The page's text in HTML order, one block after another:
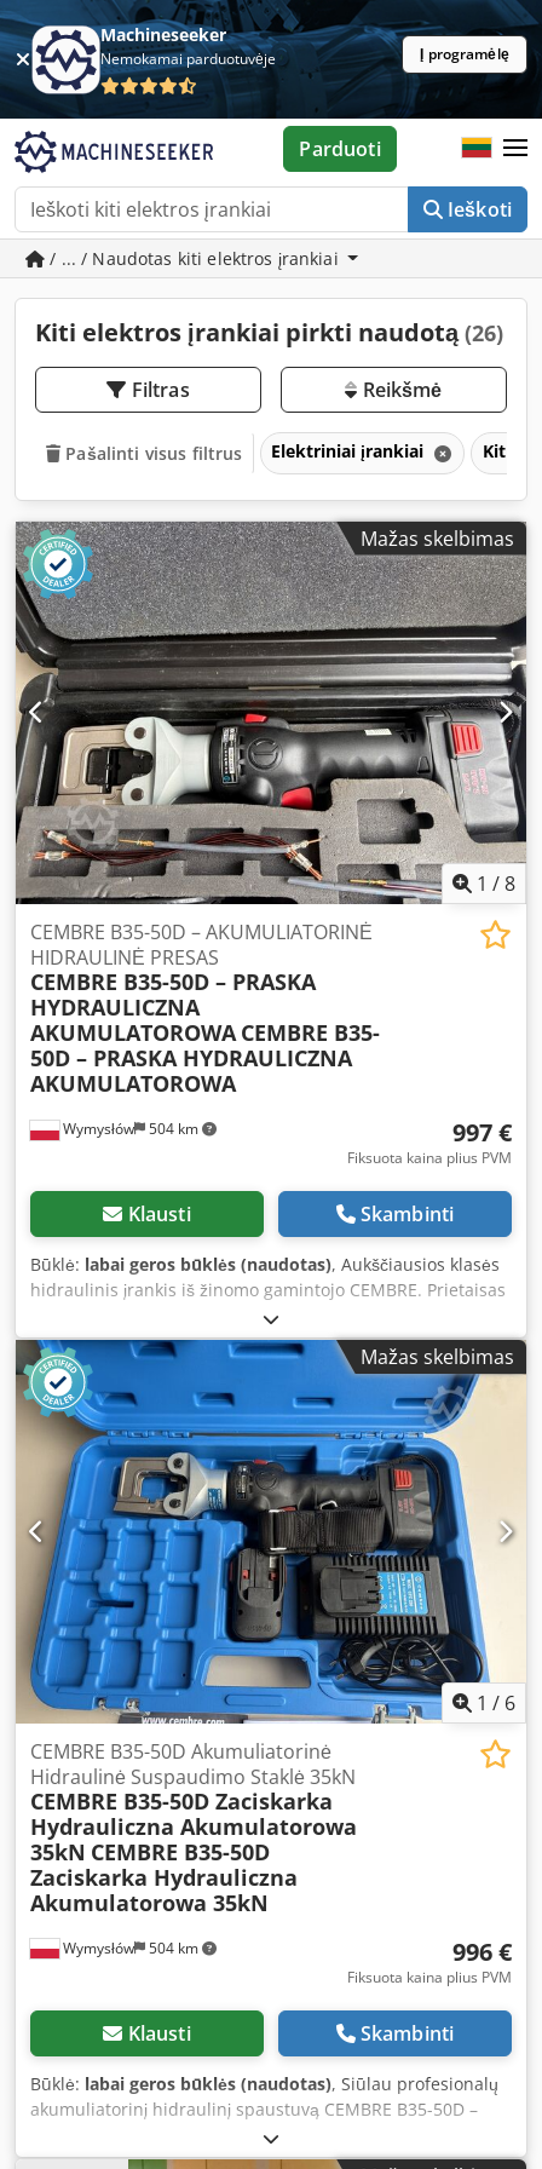
Machineseeker
Nemokamai parduotuvėje Į programėlę
Ieškoti
Parduoti
/ ... / Naudotas kiti elektros įrankiai
Kiti elektros įrankiai pirkti naudotą(26)
Filtras Reikšmė
Pašalinti visus filtrus Elektriniai įrankiai Kiti
Mažas skelbimas
1 /8
Wymysłów 504 km
CEMBRE B35-50D – AKUMULIATORINĖ
HIDRAULINĖ PRESAS
CEMBRE B35-50D – PRASKA
HYDRAULICZNA
AKUMULATOROWA CEMBRE B35-
50D – PRASKA HYDRAULICZNA
AKUMULATOROWA
997 €
Fiksuota kaina plius PVM
Klausti Skambinti
Būklė: labai geros būklės (naudotas), Aukščiausios klasės
hidraulinis įrankis iš žinomo gamintojo CEMBRE. Prietaisas
užtikrina didelę užspaudimo jėgą ir patogų darbą dėl
akumuliatorinio maitinimo. Tvirta konstrukcija ir
patikimumas – įranga naudojama profesionaliosioms
reikmėms. 📊 Techniniai duomenys: Gamintojas: CEMBRE
Modelis: B35-50D Spaudimo jėga: 35 kN (apie 4 tonos)
Maks. skerspjūvis: iki 150 mm² (Cu) Maitinimas:
akumuliatorinis Gamybos metai: 2010 📦 Komplekte:
hidraulinė spaudimo replė CEMBRE akumuliatorius
įkroviklis transportavimo lagaminas dokumentacija
papildomi elementai matomi nuotraukose 📦 Būklė:
Dkedpfoy H Rdgex Akzor Labai gera techninė būklė Pilnai
veikianti Įprasti naudojimo požymiai Paruošta naudojimui
Mažas skelbimas
1 / 6
Wymysłów 504 km
CEMBRE B35-50D Akumuliatorinė
Hidraulinė Suspaudimo Staklė 35kN
CEMBRE B35-50D Zaciskarka
Hydrauliczna Akumulatorowa
35kN CEMBRE B35-50D
Zaciskarka Hydrauliczna
Akumulatorowa 35kN
996 €
Fiksuota kaina plius PVM
Klausti Skambinti
Būklė: labai geros būklės (naudotas), Siūlau profesionalų
akumuliatorinį hidraulinį spaustuvą CEMBRE B35-50D –
aukštos klasės įrankį pramoniniam naudojimui. Įrenginys
labai geros techninės būklės, veikiantis ir paruoštas